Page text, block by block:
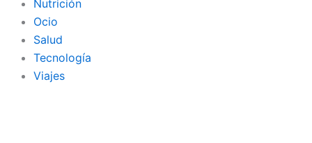
Nutrición
Ocio
Salud
Tecnología
Viajes